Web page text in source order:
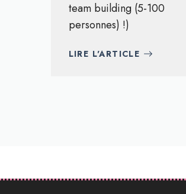
team building (5-100
personnes) !)
LIRE L'ARTICLE